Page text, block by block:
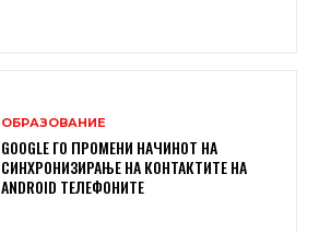
ОБРАЗОВАНИЕ
GOOGLE ГО ПРОМЕНИ НАЧИНОТ НА
СИНХРОНИЗИРАЊЕ НА КОНТАКТИТЕ НА
ANDROID ТЕЛЕФОНИТЕ